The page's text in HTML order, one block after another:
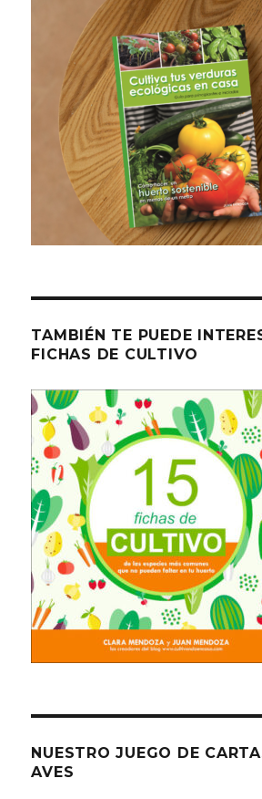
TAMBIÉN TE PUEDE
FICHAS DE CULTIVO
NUESTRO JUEGO DE
AVES